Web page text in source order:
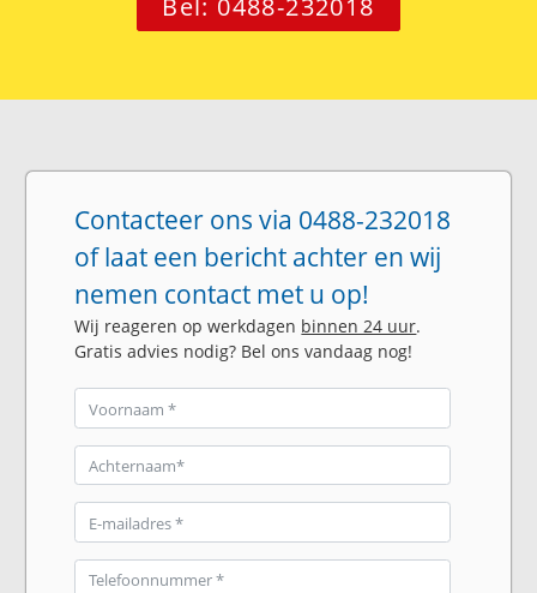
Bel: 0488-232018
Contacteer ons via 0488-232018
of laat een bericht achter en wij
nemen contact met u op!
Wij reageren op werkdagen binnen 24 uur.
Gratis advies nodig? Bel ons vandaag nog!